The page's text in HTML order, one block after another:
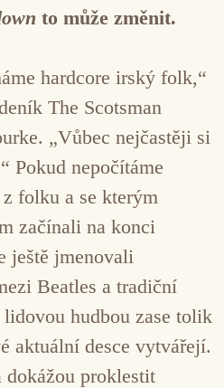
to může změnit.
hardcore irský folk,“
The Scotsman
„Vůbec nejčastěji si
Pokud nepočítáme
folku a se kterým
začínali na konci
ještě jmenovali
Beatles a tradiční
hudbou zase tolik
aktuální desce vytvářejí.
dokážou proklestit